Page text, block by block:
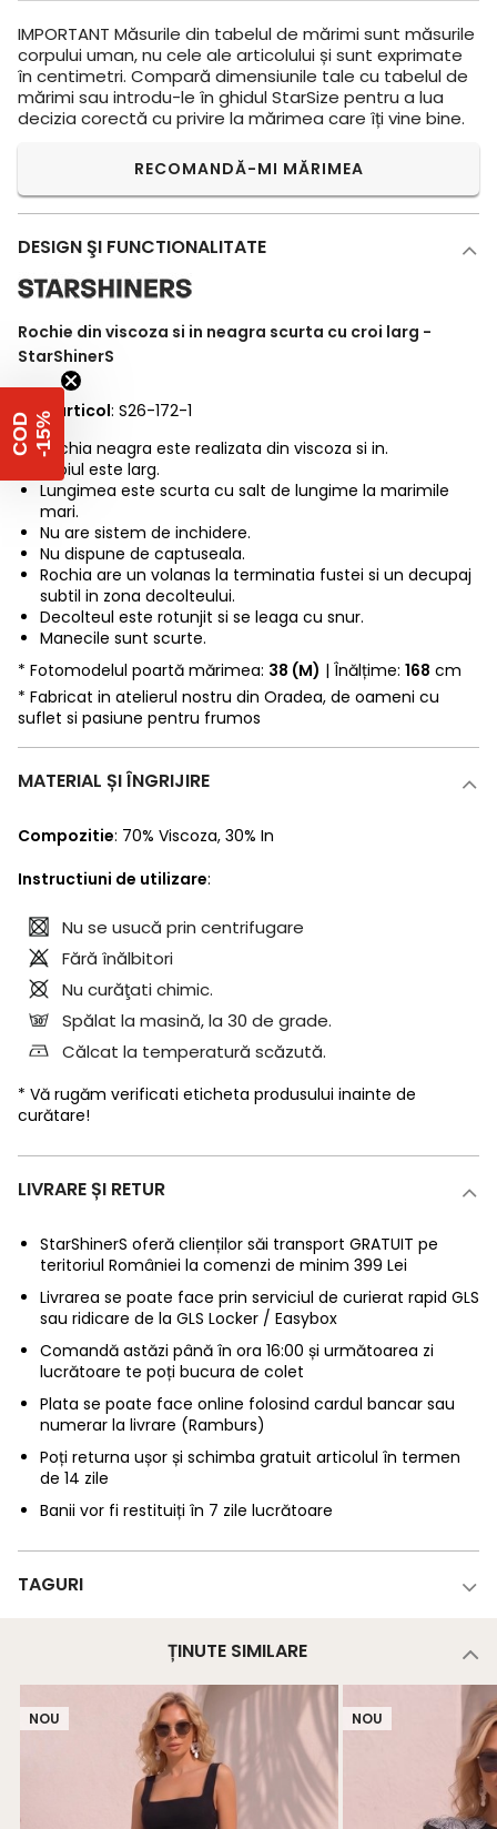
IMPORTANT Măsurile din tabelul de mărimi sunt măsurile
corpului uman, nu cele ale articolului și sunt exprimate
în centimetri. Compară dimensiunile tale cu tabelul de
mărimi sau introdu-le în ghidul StarSize pentru a lua
decizia corectă cu privire la mărimea care îți vine bine.
RECOMANDĂ-MI MĂRIMEA
DESIGN ŞI FUNCTIONALITATE
Rochie din viscoza si in neagra scurta cu croi larg -
StarShinerS
Cod articol: S26-172-1
Rochia neagra este realizata din viscoza si in.
Croiul este larg.
Lungimea este scurta cu salt de lungime la marimile
mari.
Nu are sistem de inchidere.
Nu dispune de captuseala.
Rochia are un volanas la terminatia fustei si un decupaj
subtil in zona decolteului.
Decolteul este rotunjit si se leaga cu snur.
Manecile sunt scurte.
* Fotomodelul poartă mărimea: 38 (M) | Înălțime: 168 cm
* Fabricat in atelierul nostru din Oradea, de oameni cu
suflet si pasiune pentru frumos
MATERIAL ȘI ÎNGRIJIRE
Compozitie: 70% Viscoza, 30% In
Instructiuni de utilizare:
Nu se usucă prin centrifugare
Fără înălbitori
Nu curăţati chimic.
Spălat la masină, la 30 de grade.
Călcat la temperatură scăzută.
* Vă rugăm verificati eticheta produsului inainte de
curătare!
LIVRARE ȘI RETUR
StarShinerS oferă clienților săi transport GRATUIT pe
teritoriul României la comenzi de minim 399 Lei
Livrarea se poate face prin serviciul de curierat rapid GLS
sau ridicare de la GLS Locker / Easybox
Comandă astăzi până în ora 16:00 și următoarea zi
lucrătoare te poți bucura de colet
Plata se poate face online folosind cardul bancar sau
numerar la livrare (Ramburs)
Poți returna ușor și schimba gratuit articolul în termen
de 14 zile
Banii vor fi restituiți în 7 zile lucrătoare
TAGURI
ȚINUTE SIMILARE
NOU NOU
C
O
D
-
1
5 %